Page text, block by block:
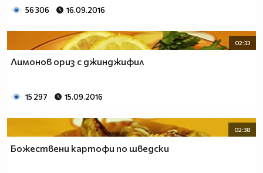
56 306 16.09.2016
02:33
Лимонов ориз с джинджифил
15 297 15.09.2016
02:38
Божествени картофи по шведски